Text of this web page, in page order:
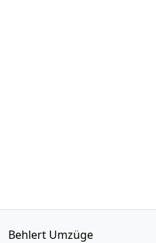
Behlert Umzüge